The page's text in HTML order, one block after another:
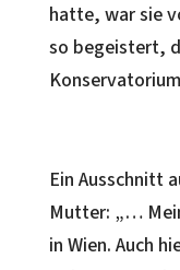
hatte, war sie
so begeistert,
Ein Ausschnitt
Mutter: „…
in Wien. Auch